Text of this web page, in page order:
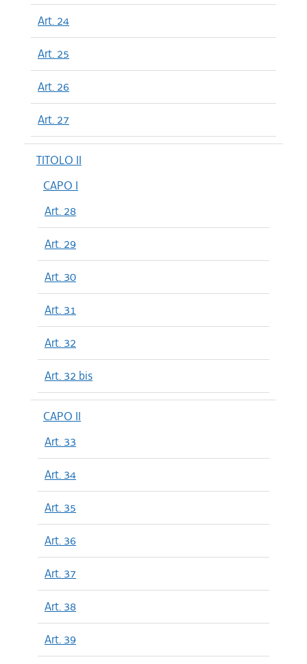
Art. 24
Art. 25
Art. 26
Art. 27
TITOLO II
CAPO I
Art. 28
Art. 29
Art. 30
Art. 31
Art. 32
Art. 32 bis
CAPO II
Art. 33
Art. 34
Art. 35
Art. 36
Art. 37
Art. 38
Art. 39